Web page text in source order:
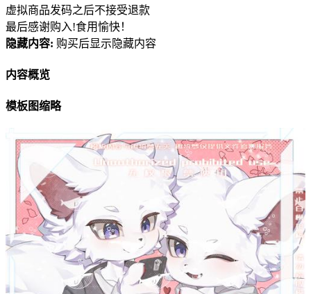
虚拟商品发码之后不接受退款
最后感谢购入!食用愉快！
隐藏内容: 购买后显示隐藏内容
内容概览
模板图缩略